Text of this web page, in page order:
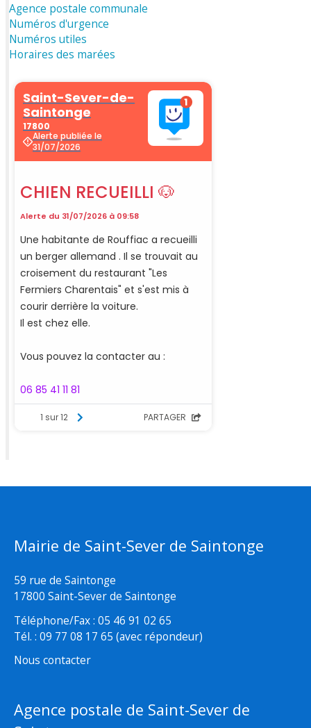
Agence postale communale
Numéros d'urgence
Numéros utiles
Horaires des marées
Mairie de Saint-Sever de Saintonge
59 rue de Saintonge
17800 Saint-Sever de Saintonge
Téléphone/Fax : 05 46 91 02 65
Tél. : 09 77 08 17 65 (avec répondeur)
Nous contacter
Agence postale de Saint-Sever de